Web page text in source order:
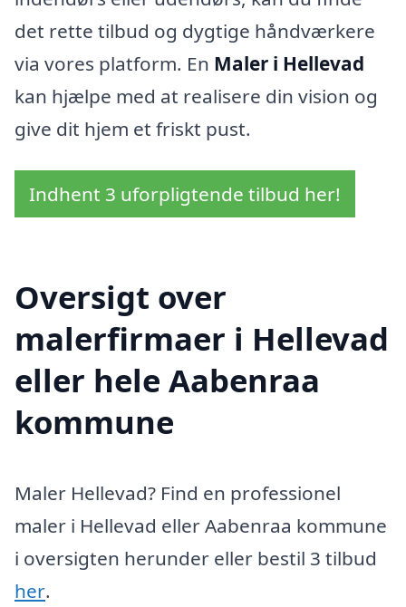
det rette tilbud og dygtige håndværkere
via vores platform. En Maler i Hellevad
kan hjælpe med at realisere din vision og
give dit hjem et friskt pust.
Indhent 3 uforpligtende tilbud her!
Oversigt over
malerfirmaer i Hellevad
eller hele Aabenraa
kommune
Maler Hellevad? Find en professionel
maler i Hellevad eller Aabenraa kommune
i oversigten herunder eller bestil 3 tilbud
her.